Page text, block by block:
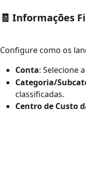
🧾 Informações
Configure como os
Conta: Selecione
Categoria/
classificadas.
Centro de Custo